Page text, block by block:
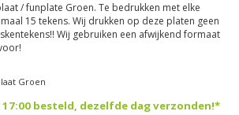
/ funplate Groen. Te bedrukken met elke
15 tekens. Wij drukken op deze platen geen
Wij gebruiken een afwijkend formaat
Groen
17:00 besteld, dezelfde dag verzonden!*